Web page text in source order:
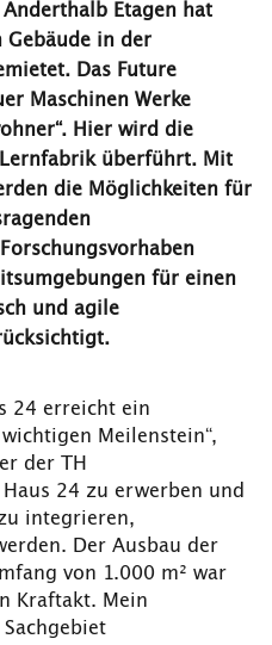
Etagen hat
Gebäude in der
Das Future
Maschinen Werke
Hier wird die
überführt. Mit
die Möglichkeiten für
für einen
und agile
24 erreicht ein
Meilenstein“,
der TH
24 zu erwerben und
integrieren,
Der Ausbau der
von 1.000 m² war
Kraftakt. Mein